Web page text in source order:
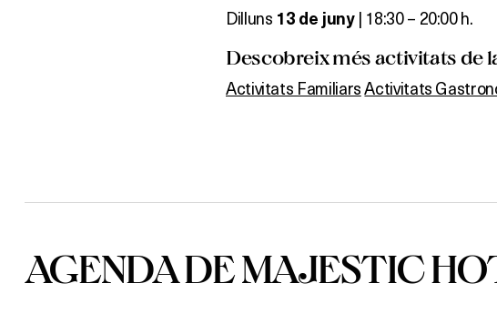
Dilluns 13 de juny| 18:30 – 20:00 h.
Descobreix més activitats de
Activitats FamiliarsActivitats
AGENDA DE MAJESTIC